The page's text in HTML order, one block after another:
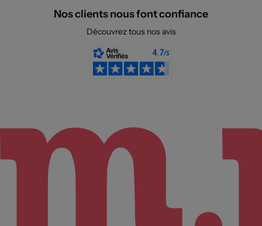
Nos clients nous font confiance
Découvrez tous nos avis